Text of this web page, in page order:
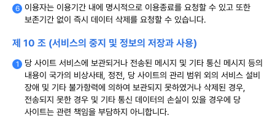
이용자는 이용기간 내에 명시적으로 이용종료를 요청할 수 있고 또한
보존기간 없이 즉시 데이터 삭제를 요청할 수 있습니다.
제 10 조 (서비스의 중지 및 정보의 저장과 사용)
당 사이트 서비스에 보관되거나 전송된 메시지 및 기타 통신 메시지 등의
내용이 국가의 비상사태, 정전, 당 사이트의 관리 범위 외의 서비스 설비
장애 및 기타 불가항력에 의하여 보관되지 못하였거나 삭제된 경우,
전송되지 못한 경우 및 기타 통신 데이터의 손실이 있을 경우에 당
사이트는 관련 책임을 부담하지 아니합니다.